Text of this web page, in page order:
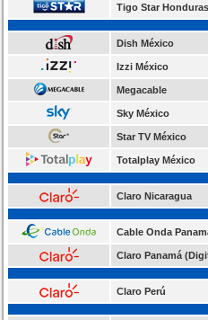
Tigo Star Honduras
Dish México
Izzi México
Megacable
Sky México
Star TV México
Totalplay México
Claro Nicaragua
Cable Onda
Claro Panamá
Claro Perú